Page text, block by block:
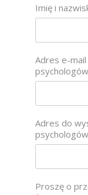
Imię i
Adres e-
Adres do
Proszę o